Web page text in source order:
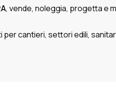
, vende, noleggia, progetta e
cantieri, settori edili,